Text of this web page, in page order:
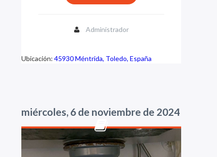
Administrador
Ubicación: 45930 Méntrida, Toledo, España
miércoles, 6 de noviembre de 2024